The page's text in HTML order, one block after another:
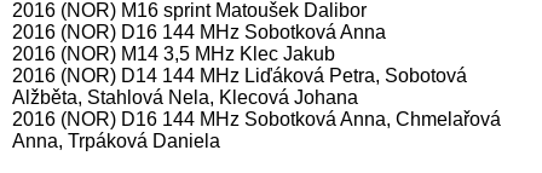
2016 (NOR) M16 sprint Matoušek Dalibor
2016 (NOR) D16 144 MHz Sobotková Anna
2016 (NOR) M14 3,5 MHz Klec Jakub
2016 (NOR) D14 144 MHz Liďáková Petra, Sobotová
Alžběta, Stahlová Nela, Klecová Johana
2016 (NOR) D16 144 MHz Sobotková Anna, Chmelařová
Anna, Trpáková Daniela